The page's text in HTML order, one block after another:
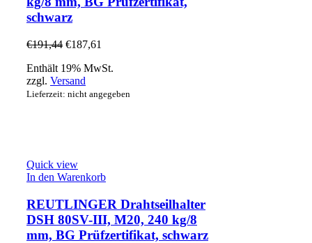
schwarz
€191,44 €187,61
Enthält 19% MwSt.
zzgl. Versand
Lieferzeit: nicht angegeben
Quick view
In den Warenkorb
REUTLINGER Drahtseilhalter
DSH 80SV-III, M20, 240 kg/8
mm, BG Prüfzertifikat, schwarz